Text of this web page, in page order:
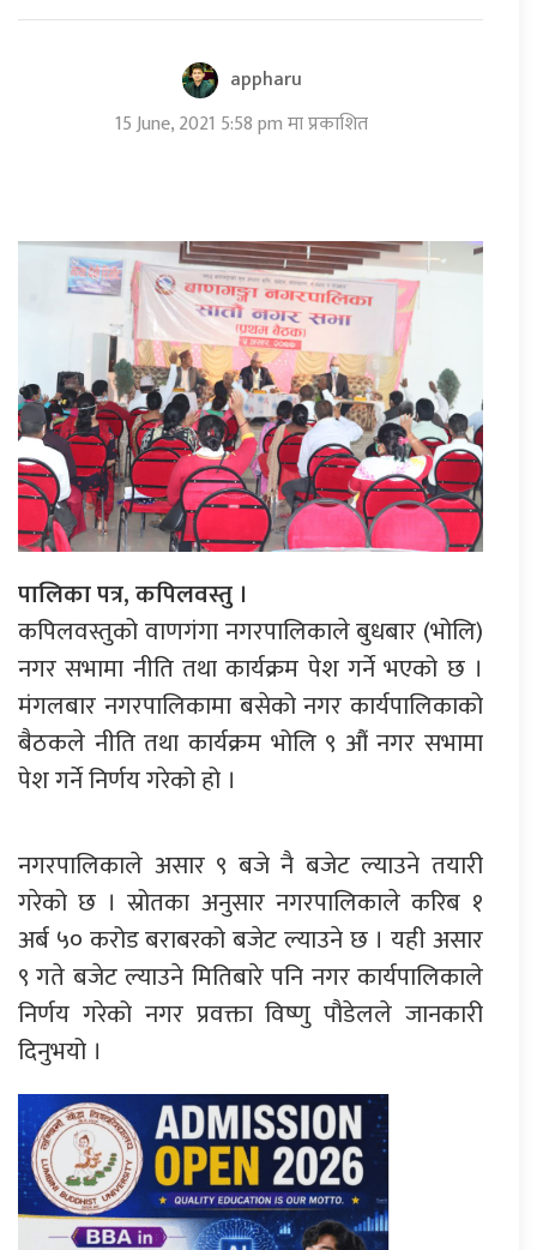
appharu
15 June, 2021 5:58 pm मा प्रकाशित
पालिका पत्र, कपिलवस्तु ।
कपिलवस्तुको वाणगंगा नगरपालिकाले बुधबार (भोलि)
नगर सभामा नीति तथा कार्यक्रम पेश गर्ने भएको छ ।
मंगलबार नगरपालिकामा बसेको नगर कार्यपालिकाको
बैठकले नीति तथा कार्यक्रम भोलि ९ औं नगर सभामा
पेश गर्ने निर्णय गरेको हो ।
नगरपालिकाले असार ९ बजे नै बजेट ल्याउने तयारी
गरेको छ । स्रोतका अनुसार नगरपालिकाले करिब १
अर्ब ५० करोड बराबरको बजेट ल्याउने छ । यही असार
९ गते बजेट ल्याउने मितिबारे पनि नगर कार्यपालिकाले
निर्णय गरेको नगर प्रवक्ता विष्णु पौडेलले जानकारी
दिनुभयो ।